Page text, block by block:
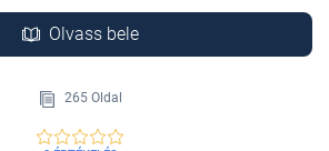
Olvass bele
265 Oldal